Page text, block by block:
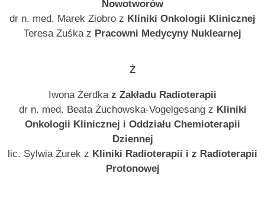
Nowotworów
dr n. med. Marek Ziobro z Kliniki Onkologii Klinicznej
Teresa Zuśka z Pracowni Medycyny Nuklearnej
Ż
Iwona Żerdka z Zakładu Radioterapii
dr n. med. Beata Żuchowska-Vogelgesang z Kliniki
Onkologii Klinicznej i Oddziału Chemioterapii
Dziennej
lic. Sylwia Żurek z Kliniki Radioterapii i z Radioterapii
Protonowej